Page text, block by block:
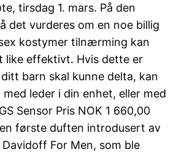
tirsdag 1. mars. På den
det vurderes om en noe billig
kostymer tilnærming kan
effektivt. Hvis dette er
barn skal kunne delta, kan
leder i din enhet, eller med
Sensor Pris NOK 1 660,00
første duften introdusert av
For Men, som ble